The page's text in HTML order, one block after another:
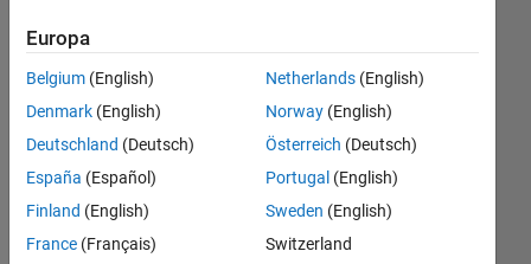
11 Nov
2020
1
Risposta
Aggiornato
1 Lug 2023
9
Europa
Belgium (English)
Denmark (English)
Deutschland (Deutsch)
España (Español)
Finland (English)
France (Français)
Netherlands(English)
Norway(English)
Österreich (Deutsch)
Portugal (English)
Sweden (English)
Switzerland